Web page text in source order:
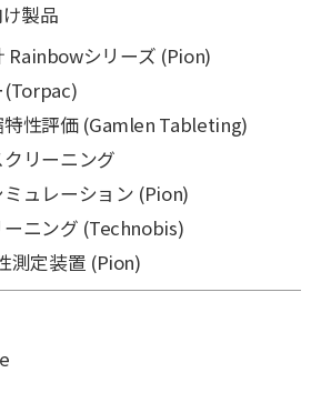
製品
Rainbowシリーズ (Pion)
(Torpac)
性評価 (Gamlen Tableting)
リーニング
ュレーション (Pion)
ニング (Technobis)
測定装置 (Pion)